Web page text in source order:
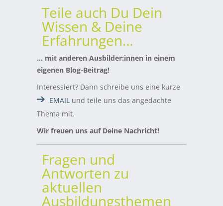
Teile auch Du Dein
Wissen & Deine
Erfahrungen…
… mit anderen Ausbilder:innen in einem
eigenen Blog-Beitrag!
Interessiert? Dann schreibe uns eine kurze
EMAIL und teile uns das angedachte
Thema mit.
Wir freuen uns auf Deine Nachricht!
Fragen und
Antworten zu
aktuellen
Ausbildungsthemen